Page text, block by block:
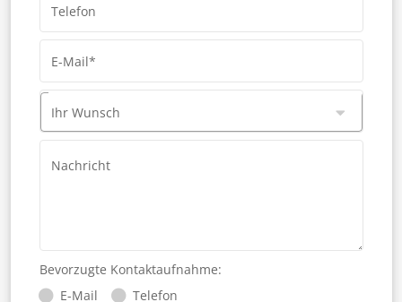
Telefon
E-Mail*
Ihr Wunsch
Nachricht
Bevorzugte Kontaktaufnahme:
E-Mail
Telefon